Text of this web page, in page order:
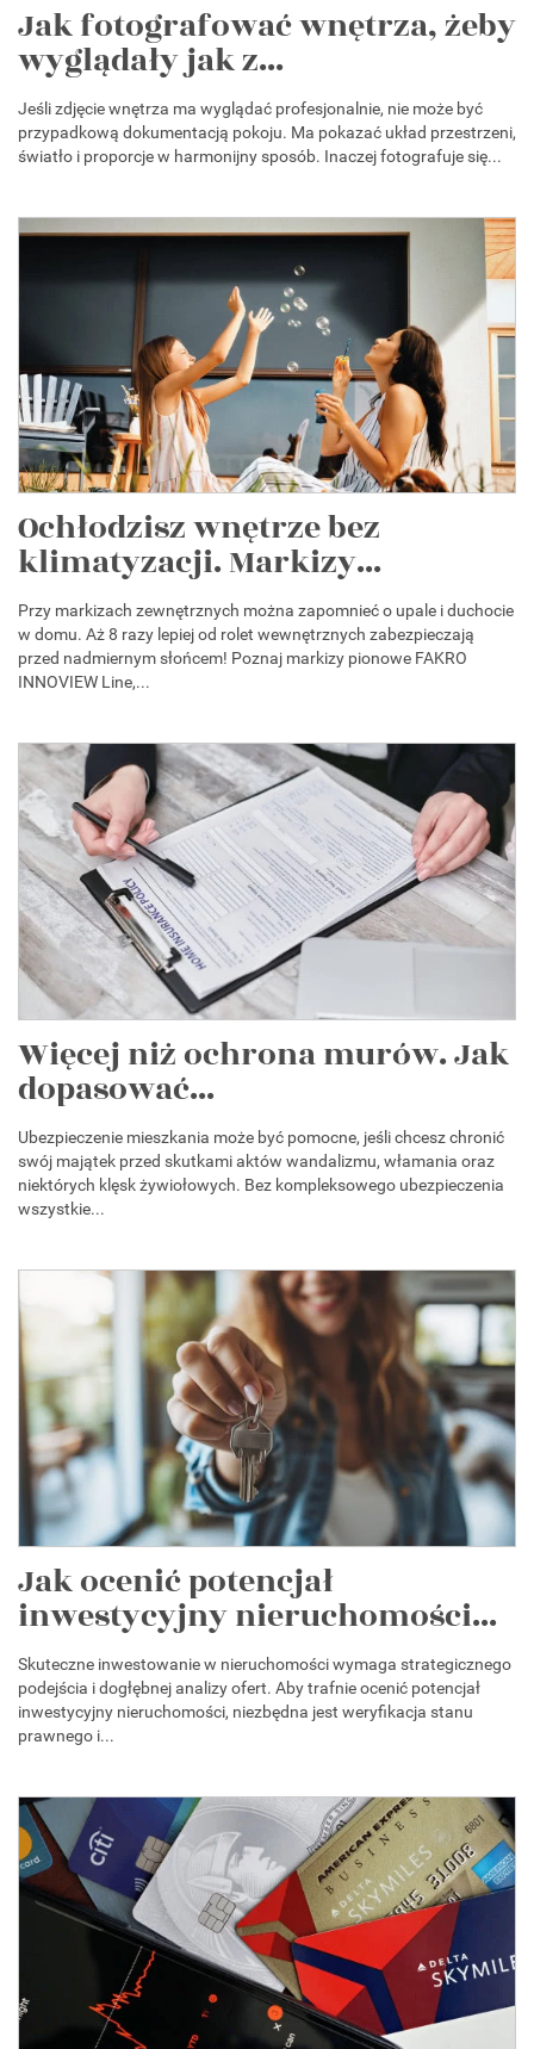
Jak fotografować wnętrza, żeby
wyglądały jak z...
Jeśli zdjęcie wnętrza ma wyglądać profesjonalnie, nie może być
przypadkową dokumentacją pokoju. Ma pokazać układ przestrzeni,
światło i proporcje w harmonijny sposób. Inaczej fotografuje się...
Ochłodzisz wnętrze bez
klimatyzacji. Markizy...
Przy markizach zewnętrznych można zapomnieć o upale i duchocie
w domu. Aż 8 razy lepiej od rolet wewnętrznych zabezpieczają
przed nadmiernym słońcem! Poznaj markizy pionowe FAKRO
INNOVIEW Line,...
Więcej niż ochrona murów. Jak
dopasować...
Ubezpieczenie mieszkania może być pomocne, jeśli chcesz chronić
swój majątek przed skutkami aktów wandalizmu, włamania oraz
niektórych klęsk żywiołowych. Bez kompleksowego ubezpieczenia
wszystkie...
Jak ocenić potencjał
inwestycyjny nieruchomości...
Skuteczne inwestowanie w nieruchomości wymaga strategicznego
podejścia i dogłębnej analizy ofert. Aby trafnie ocenić potencjał
inwestycyjny nieruchomości, niezbędna jest weryfikacja stanu
prawnego i...